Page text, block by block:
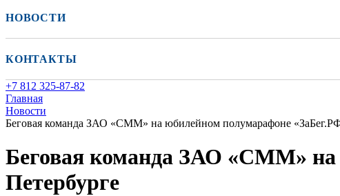
НОВОСТИ
КОНТАКТЫ
+7 812 325-87-82
Главная
Новости
Беговая команда ЗАО «СММ» на юбилейном полумарафоне
Беговая команда ЗАО «СММ» на
Петербурге